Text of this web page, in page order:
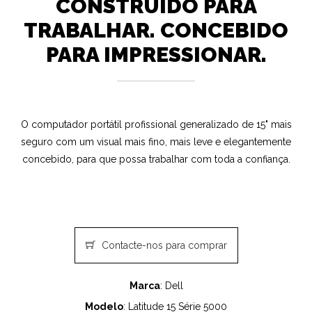
CONSTRUÍDO PARA
TRABALHAR. CONCEBIDO
PARA IMPRESSIONAR.
O computador portátil profissional generalizado de 15" mais
seguro com um visual mais fino, mais leve e elegantemente
concebido, para que possa trabalhar com toda a confiança.
Contacte-nos para comprar
Marca: Dell
Modelo: Latitude 15 Série 5000